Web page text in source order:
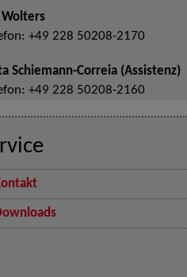
Wolters
+49 228 50208-2170
Schiemann-Correia (Assistenz)
+49 228 50208-2160